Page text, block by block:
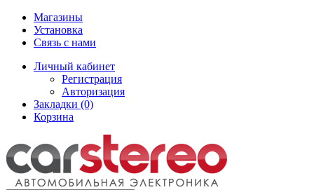
Магазины
Установка
Связь с нами
Личный кабинет
Регистрация
Авторизация
Закладки (0)
Корзина